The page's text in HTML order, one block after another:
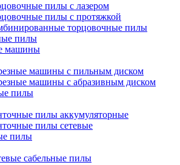
пилы с лазером
пилы с протяжкой
торцовочные пилы
пилы
машины
машины с пильным диском
машины с абразивным диском
пилы
пилы аккумуляторные
пилы сетевые
пилы
сабельные пилы